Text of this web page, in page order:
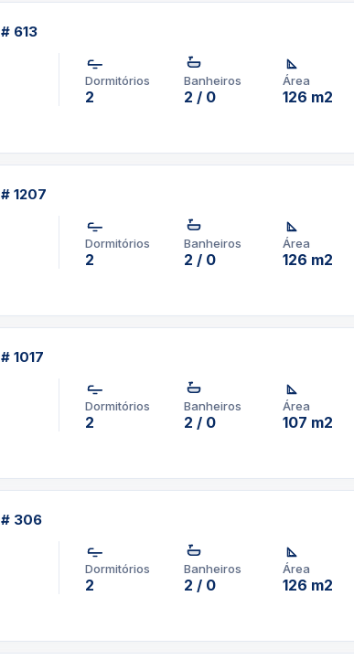
613
Dormitórios
2
Banheiros
2 / 0
Área
126 m2
1207
Dormitórios
2
Banheiros
2 / 0
Área
126 m2
1017
Dormitórios
2
Banheiros
2 / 0
Área
107 m2
306
Dormitórios
2
Banheiros
2 / 0
Área
126 m2